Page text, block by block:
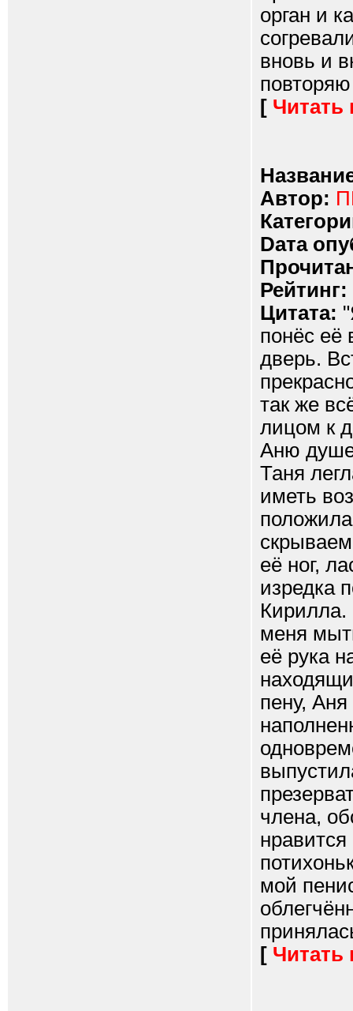
орган и
вновь и
[ Читать
Автор:
Dата
Рейтинг:
Цитата:
понёс её
дверь.
так же
лицом к
Аню
Таня
иметь
её ног,
изредка
Кирилла.
меня
её рука
пену,
члена,
нравится
мой
[ Читать